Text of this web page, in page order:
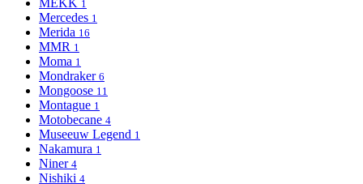
MEKK 1
Mercedes 1
Merida 16
MMR 1
Moma 1
Mondraker 6
Mongoose 11
Montague 1
Motobecane 4
Museeuw Legend 1
Nakamura 1
Niner 4
Nishiki 4